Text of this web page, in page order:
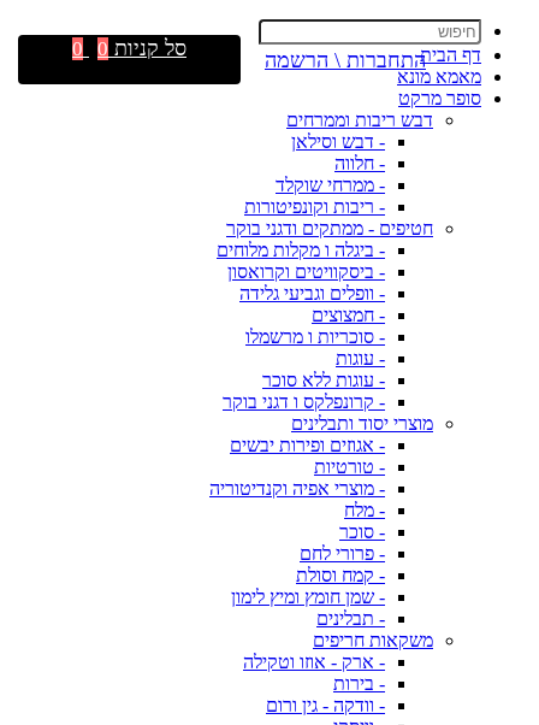
דף הבית
מאמא מונא
סופר מרקט
דבש ריבות וממרחים
- דבש וסילאן
- חלווה
- ממרחי שוקלד
- ריבות וקונפיטורות
חטיפים - ממתקים ודגני בוקר
- ביגלה ו מקלות מלוחים
- ביסקוויטים וקרואסון
- וופלים וגביעי גלידה
- חמצוצים
- סוכריות ו מרשמלו
- עוגות
- עוגות ללא סוכר
- קרונפלקס ו דגני בוקר
מוצרי יסוד ותבלינים
- אגוזים ופירות יבשים
- טורטיות
- מוצרי אפיה וקנדיטוריה
- מלח
- סוכר
- פרורי לחם
- קמח וסולת
- שמן חומץ ומיץ לימון
- תבלינים
משקאות חריפים
- ארק - אוזו וטקילה
- בירות
- וודקה - גין ורום
התחברות \ הרשמה סל קניות 0
0